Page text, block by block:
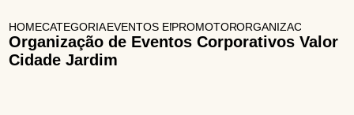
HOMECATEGORIASEVENTOS EMPRESARIAIS
PROMOTORA DE EVENTOS
ORGANIZACAO DE
Organização de Eventos Corporativos Valor
Cidade Jardim